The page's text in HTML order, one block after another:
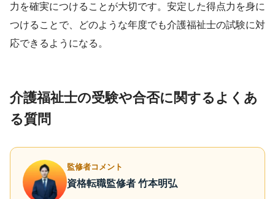
力を確実につけることが大切です。安定した得点力を身に
つけることで、どのような年度でも介護福祉士の試験に対
応できるようになる。
介護福祉士の受験や合否に関するよくあ
る質問
監修者コメント
資格転職監修者 竹本明弘